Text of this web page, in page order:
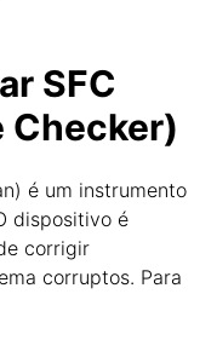
SFC
Checker)
é um instrumento
dispositivo é
corrigir
corruptos. Para